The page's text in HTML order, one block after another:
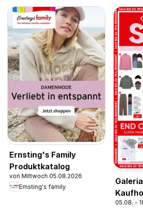
Ernsting's Family
Produktkatalog
von Mittwoch 05.08.2026
Ernsting's family
05.08. -